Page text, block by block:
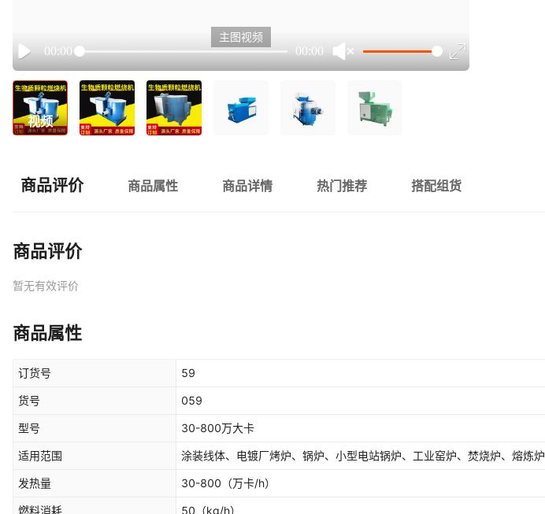
Play
00:00 00:00
主图视频
视频
商品评价 商品属性 商品详情 热门推荐 搭配组货
商品评价
暂无有效评价
商品属性
订货号 59
货号 059
型号 30-800万大卡
适用范围 涂装线体、电镀厂烤炉、锅炉、小型电站锅炉、工业窑炉、焚烧炉、熔炼炉
发热量 30-800 （万卡/h）
燃料消耗 50 （kg/h）